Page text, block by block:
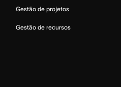
Gestão de projetos
Gestão de recursos